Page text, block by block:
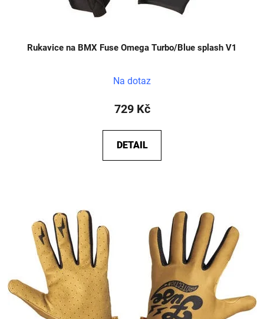
Rukavice na BMX Fuse Omega Turbo/Blue splash V1
Na dotaz
729 Kč
DETAIL